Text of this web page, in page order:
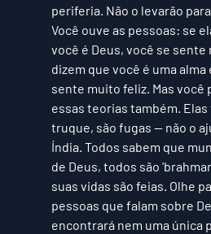
periferia. Não o levarão
Você ouve as pessoas: se
você é Deus, você se
dizem que você é uma
sente muito feliz. Mas você
essas teorias também. Elas
truque, são fugas — não o
Índia. Todos sabem que
de Deus, todos são
suas vidas são feias. Olhe
pessoas que falam sobre
encontrará nem uma única